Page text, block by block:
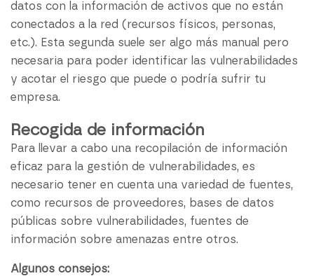
datos con la información de activos que no están
conectados a la red (recursos físicos, personas,
etc.). Esta segunda suele ser algo más manual pero
necesaria para poder identificar las vulnerabilidades
y acotar el riesgo que puede o podría sufrir tu
empresa.
Recogida de información
Para llevar a cabo una recopilación de información
eficaz para la gestión de vulnerabilidades, es
necesario tener en cuenta una variedad de fuentes,
como recursos de proveedores, bases de datos
públicas sobre vulnerabilidades, fuentes de
información sobre amenazas entre otros.
Algunos consejos: